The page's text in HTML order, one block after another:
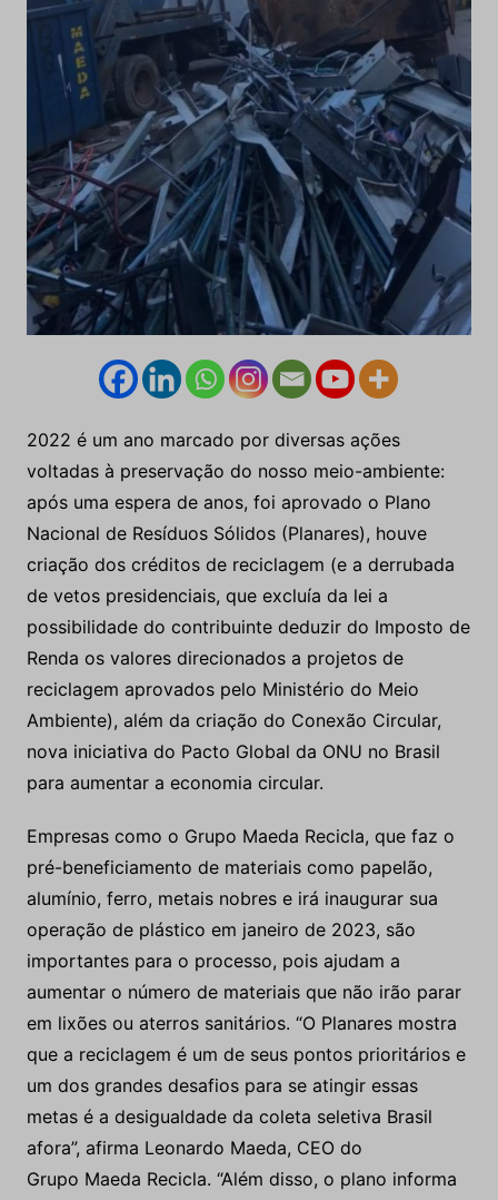
2022 é um ano marcado por diversas ações
voltadas à preservação do nosso meio-ambiente:
após uma espera de anos, foi aprovado o Plano
Nacional de Resíduos Sólidos (Planares), houve
criação dos créditos de reciclagem (e a derrubada
de vetos presidenciais, que excluía da lei a
possibilidade do contribuinte deduzir do Imposto de
Renda os valores direcionados a projetos de
reciclagem aprovados pelo Ministério do Meio
Ambiente), além da criação do Conexão Circular,
nova iniciativa do Pacto Global da ONU no Brasil
para aumentar a economia circular.
Empresas como o Grupo Maeda Recicla, que faz o
pré-beneficiamento de materiais como papelão,
alumínio, ferro, metais nobres e irá inaugurar sua
operação de plástico em janeiro de 2023, são
importantes para o processo, pois ajudam a
aumentar o número de materiais que não irão parar
em lixões ou aterros sanitários. “O Planares mostra
que a reciclagem é um de seus pontos prioritários e
um dos grandes desafios para se atingir essas
metas é a desigualdade da coleta seletiva Brasil
afora”, afirma Leonardo Maeda, CEO do
Grupo Maeda Recicla. “Além disso, o plano informa